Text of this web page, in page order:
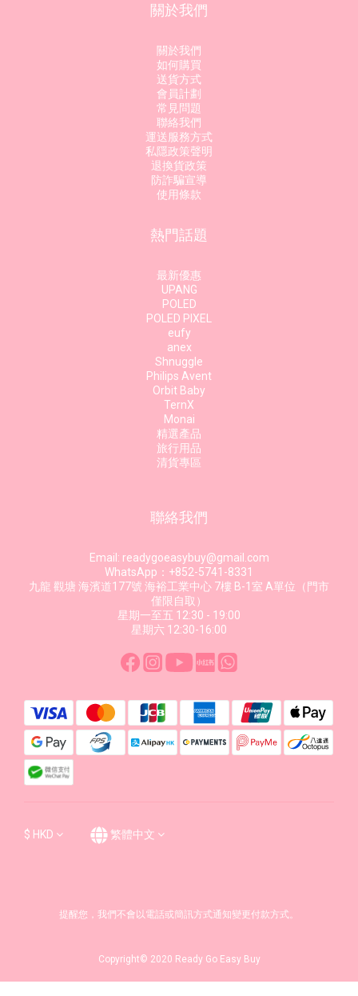
關於我們
關於我們
如何購買
送貨方式
會員計劃
常見問題
聯絡我們
運送服務方式
私隱政策聲明
退換貨政策
防詐騙宣導
使用條款
熱門話題
最新優惠
UPANG
POLED
POLED PIXEL
eufy
anex
Shnuggle
Philips Avent
Orbit Baby
TernX
Monai
精選產品
旅行用品
清貨專區
聯絡我們
Email: readygoeasybuy@gmail.com
WhatsApp：+852-5741-8331
九龍 觀塘 海濱道177號 海裕工業中心 7樓 B-1室 A單位（門市
僅限自取）
星期一至五 12:30 - 19:00
星期六 12:30-16:00
$ HKD 繁體中文
提醒您，我們不會以電話或簡訊方式通知變更付款方式。
Copyright© 2020 Ready Go Easy Buy